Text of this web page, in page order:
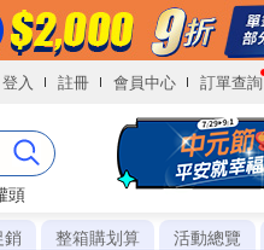
登入 註冊 會員中心 訂單查詢
頭
銷
整箱購划算 活動總覽